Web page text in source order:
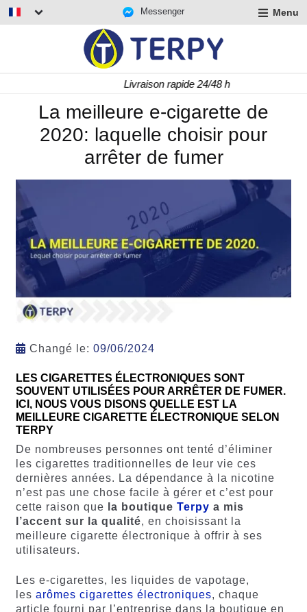
Messenger Menu
Livraison rapide 24/48 h
La meilleure e-cigarette de
2020: laquelle choisir pour
arrêter de fumer
Changé le: 09/06/2024
LES CIGARETTES ÉLECTRONIQUES SONT
SOUVENT UTILISÉES POUR ARRÊTER DE FUMER.
ICI, NOUS VOUS DISONS QUELLE EST LA
MEILLEURE CIGARETTE ÉLECTRONIQUE SELON
TERPY
De nombreuses personnes ont tenté d’éliminer
les cigarettes traditionnelles de leur vie ces
dernières années. La dépendance à la nicotine
n’est pas une chose facile à gérer et c’est pour
cette raison que
la boutique Terpy a mis
l’accent sur la qualité, en choisissant la
meilleure cigarette électronique à offrir à ses
utilisateurs.
Les e-cigarettes, les liquides de vapotage,
les arômes cigarettes électroniques, chaque
article fourni par l’entreprise dans la boutique en